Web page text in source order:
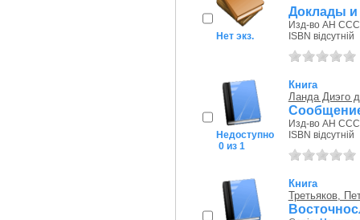
Нет экз.
Доклады и
Изд-во АН
ISBN відсутній
Недоступно
0 из 1
Книга
Ланда Диэго
Изд-во АН
ISBN відсутній
Книга
Третьяков,